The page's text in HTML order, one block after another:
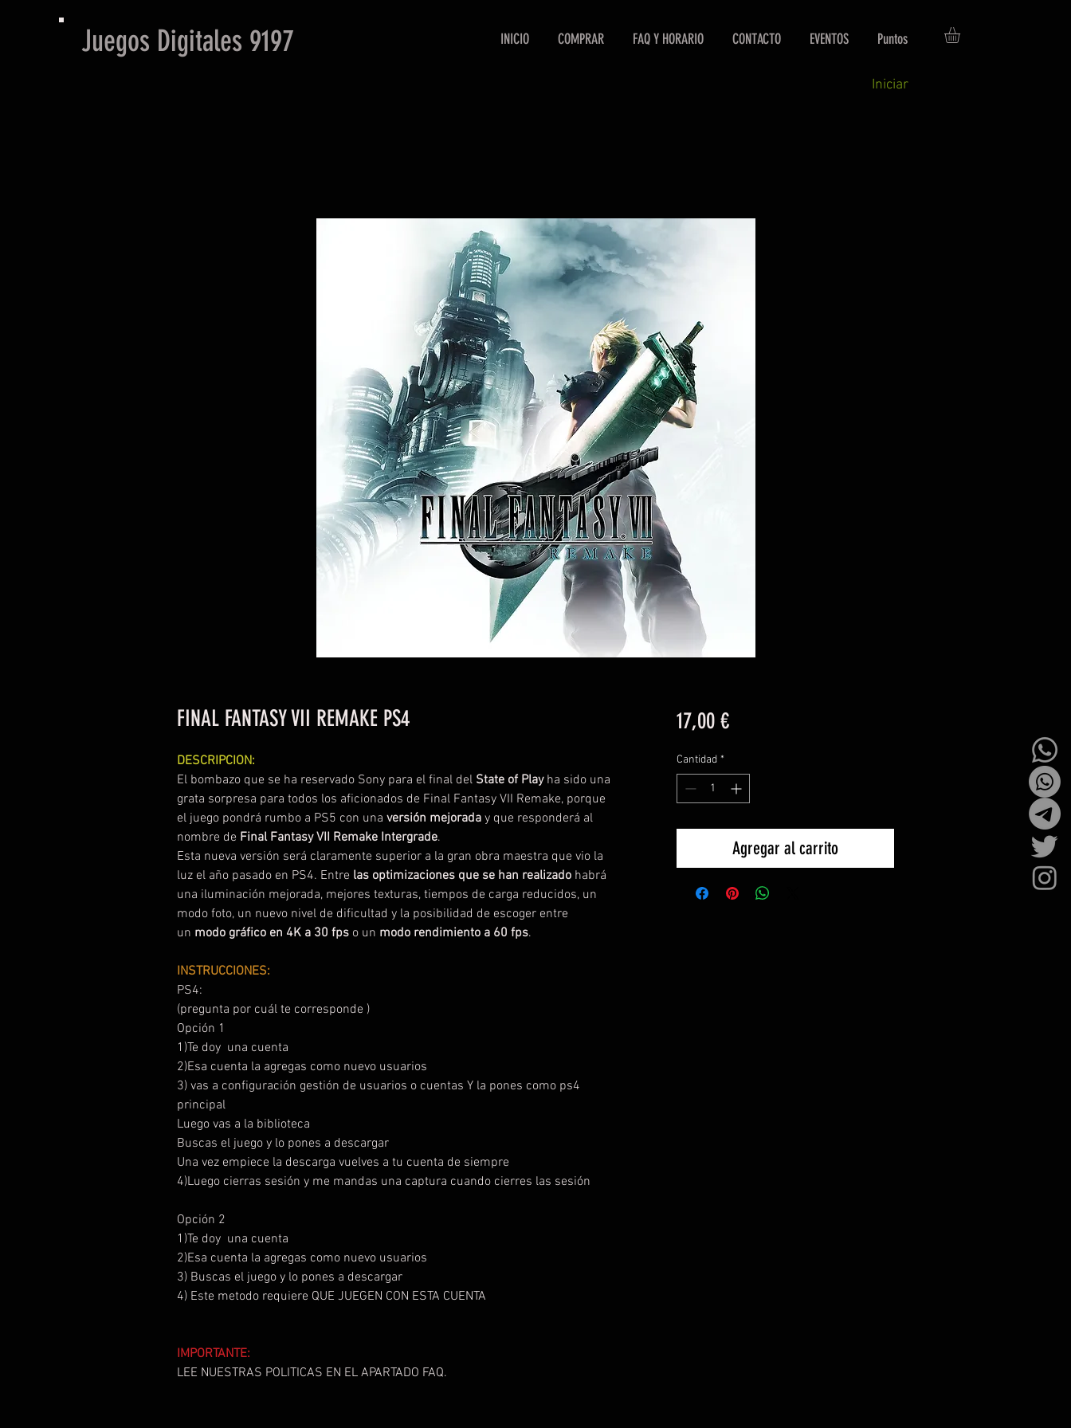
Juegos Digitales 9197 INICIO COMPRAR FAQ Y HORARIO CONTACTO EVENTOS Puntos
Iniciar
FINAL FANTASY VII REMAKE PS4
DESCRIPCION:
El bombazo que se ha reservado Sony para el final del State of Playha sido una
grata sorpresa para todos los aficionados de Final Fantasy VII Remake, porque
el juego pondrá rumbo a PS5 con una versión mejorada y que responderá al
nombre de Final Fantasy VII Remake Intergrade.
Esta nueva versión será claramente superior a la gran obra maestra que vio la
luz el año pasado en PS4. Entre las optimizaciones que se han realizado habrá
una iluminación mejorada, mejores texturas, tiempos de carga reducidos, un
modo foto, un nuevo nivel de dificultad y la posibilidad de escoger entre
un modo gráfico en 4K a 30 fps o un modo rendimiento a 60 fps.
INSTRUCCIONES:
PS4:
(pregunta por cuál te corresponde )
Opción 1
1)Te doy una cuenta
2)Esa cuenta la agregas como nuevo usuarios
3) vas a configuración gestión de usuarios o cuentas Y la pones como ps4
principal
Luego vas a la biblioteca
Buscas el juego y lo pones a descargar
Una vez empiece la descarga vuelves a tu cuenta de siempre
4)Luego cierras sesión y me mandas una captura cuando cierres las sesión
Opción 2
1)Te doy una cuenta
2)Esa cuenta la agregas como nuevo usuarios
3) Buscas el juego y lo pones a descargar
4) Este metodo requiere QUE JUEGEN CON ESTA CUENTA
IMPORTANTE:
LEE NUESTRAS POLITICAS EN EL APARTADO FAQ.
17,00 €Precio
Cantidad *
Agregar al carrito